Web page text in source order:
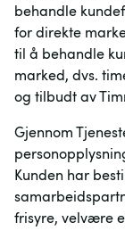
behandle
for direkte
til å behandle
marked, dvs.
og tilbudt av
Gjennom
Kunden har
frisyre, velvære